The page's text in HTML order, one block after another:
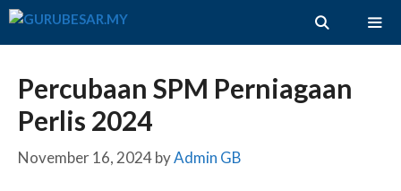
Skip
Percubaan SPM Perniagaan
Perlis 2024
November 16, 2024byAdmin GB